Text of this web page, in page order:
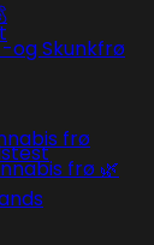
og Skunkfrø
frø
frø 🌿